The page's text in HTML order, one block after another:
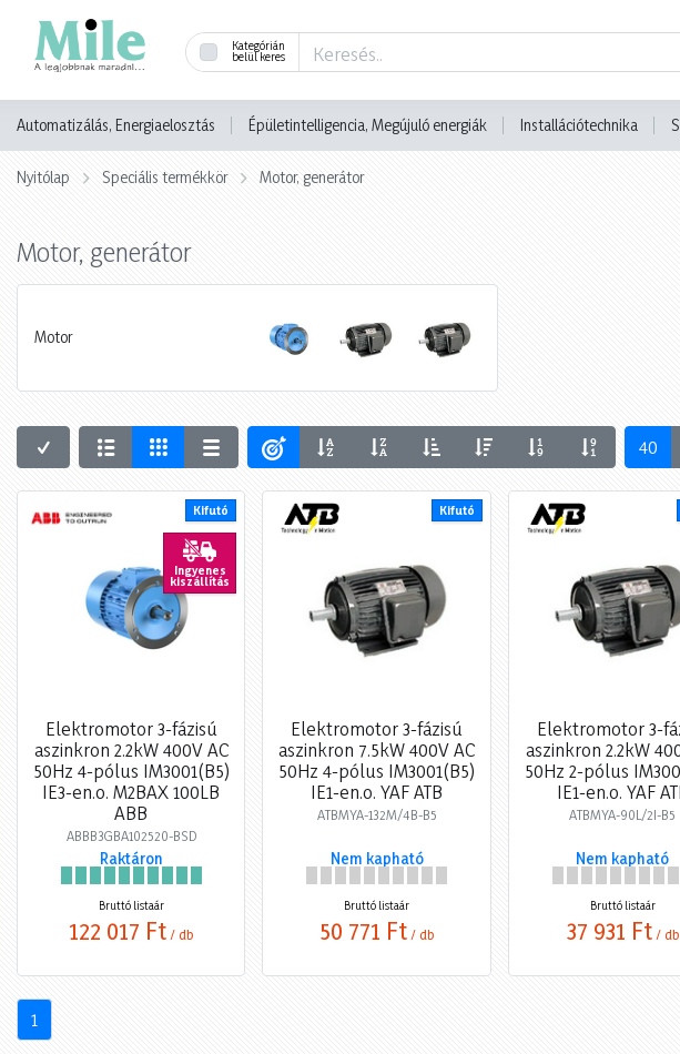
Kategórián
belül keres
Automatizálás, Energiaelosztás Épületintelligencia, Megújuló energiák Installációtechnika
Nyitólap Speciális termékkör Motor, generátor
Motor, generátor
Motor
40
Kifutó
Ingyenes
kiszállítás
Elektromotor 3-fázisú
aszinkron 2.2kW 400V AC
50Hz 4-pólus IM3001(B5)
IE3-en.o. M2BAX 100LB
ABB
ABBB3GBA102520-BSD
Raktáron
Bruttó listaár
122 017 Ft / db
Kifutó
Elektromotor 3-fázisú
aszinkron 7.5kW 400V AC
50Hz 4-pólus IM3001(B5)
IE1-en.o. YAF ATB
ATBMYA-132M/4B-B5
Nem kapható
Bruttó listaár
50 771 Ft / db
Elektromotor 3-
aszinkron 2.2kW
50Hz 2-pólus
IE1-en.o. YAF
ATBMYA-90L/2I-B5
Nem kapható
Bruttó listaár
37 931 Ft / db
1